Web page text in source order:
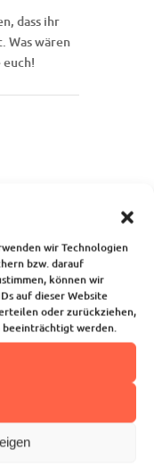
wir Technologien
bzw. darauf
können wir
auf dieser Website
oder zurückziehen,
werden.
dass ihr
Was wären